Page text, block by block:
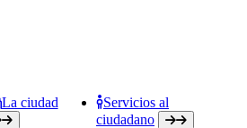
La ciudad
Servicios al
ciudadano